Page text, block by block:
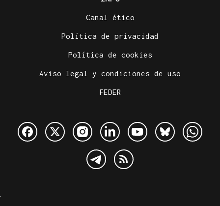
Canal ético
Política de privacidad
Política de cookies
Aviso legal y condiciones de uso
FEDER